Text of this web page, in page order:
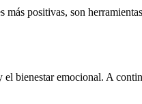
positivas, son
bienestar emocional. A